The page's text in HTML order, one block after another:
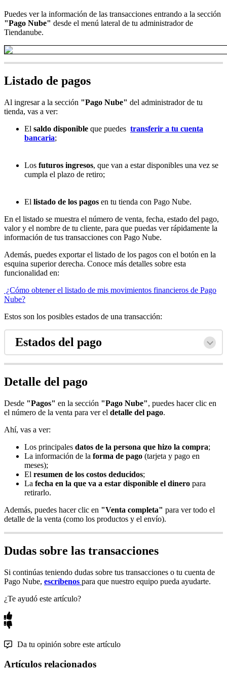
Puedes ver la información de las transacciones entrando a la sección
"Pago Nube" desde el menú lateral de tu administrador de
Tiendanube.
Listado de pagos
Al ingresar a la sección "Pago Nube" del administrador de tu
tienda, vas a ver:
El saldo disponible que puedes transferir a tu cuenta
bancaria;
Los futuros ingresos, que van a estar disponibles una vez se
cumpla el plazo de retiro;
El listado de los pagos en tu tienda con Pago Nube.
En el listado se muestra el número de venta, fecha, estado del pago,
valor y el nombre de tu cliente, para que puedas ver rápidamente la
información de tus transacciones con Pago Nube.
Además, puedes exportar el listado de los pagos con el botón en la
esquina superior derecha. Conoce más detalles sobre esta
funcionalidad en:
¿Cómo obtener el listado de mis movimientos financieros de Pago
Nube?
Estos son los posibles estados de una transacción:
Estados del pago
Detalle del pago
Desde "Pagos" en la sección "Pago Nube", puedes hacer clic en
el número de la venta para ver el detalle del pago.
Ahí, vas a ver:
Los principales datos de la persona que hizo la compra;
La información de la forma de pago (tarjeta y pago en
meses);
El resumen de los costos deducidos;
La fecha en la que va a estar disponible el dinero para
retirarlo.
Además, puedes hacer clic en "Venta completa" para ver todo el
detalle de la venta (como los productos y el envío).
Dudas sobre las transacciones
Si continúas teniendo dudas sobre tus transacciones o tu cuenta de
Pago Nube, escríbenos para que nuestro equipo pueda ayudarte.
¿Te ayudó este artículo?
Da tu opinión sobre este artículo
Artículos relacionados